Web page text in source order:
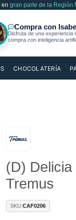
en gran parte de la Región
CHOCOLATERÍA
(D) Delicia
Tremus
SKU:CAF0206